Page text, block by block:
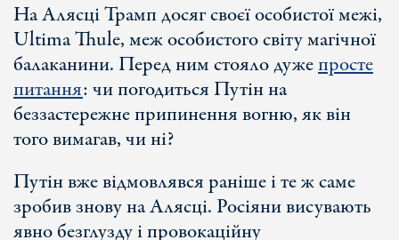
На Алясці Трамп досяг своєї особистої межі,
Ultima Thule, меж особистого світу магічної
балаканини. Перед ним стояло дужепросте
питання: чи погодиться Путін на
беззастережне припинення вогню, як він
того вимагав, чи ні?
Путін вже відмовлявся раніше і те ж саме
зробив знову на Алясці. Росіяни висувають
явно безглузду і провокаційну